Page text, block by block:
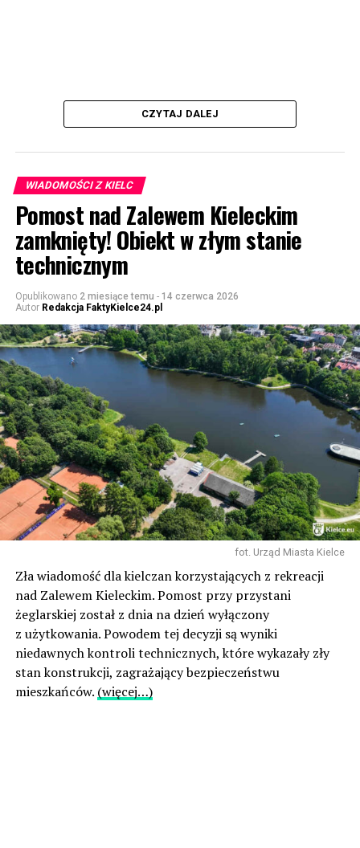
CZYTAJ DALEJ
WIADOMOŚCI Z KIELC
Pomost nad Zalewem Kieleckim
zamknięty! Obiekt w złym stanie
technicznym
Opublikowano 2 miesiące temu - 14 czerwca 2026
Autor Redakcja FaktyKielce24.pl
fot. Urząd Miasta Kielce
Zła wiadomość dla kielczan korzystających z rekreacji
nad Zalewem Kieleckim. Pomost przy przystani
żeglarskiej został z dnia na dzień wyłączony
z użytkowania. Powodem tej decyzji są wyniki
niedawnych kontroli technicznych, które wykazały zły
stan konstrukcji, zagrażający bezpieczeństwu
mieszkańców. (więcej…)